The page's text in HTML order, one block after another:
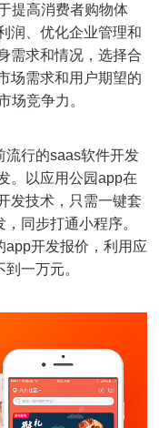
提高消费者购物体
润、优化企业管理和
需求和情况，选择合
场需求和用户期望的
场竞争力。
流行的saas软件开发
。以应用公园app在
发技术，只需一键套
同步打通小程序。
app开发报价，利用应
一万元。